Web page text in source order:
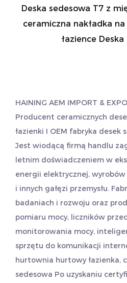
Deska sedesowa T7 z
ceramiczna nakładka
łazience
HAINING AEM IMPORT &
Producent ceramicznych
łazienki I OEM fabryka desek
Jest wiodącą firmą handlu
letnim doświadczeniem w
energii elektrycznej,
i innych gałęzi przemysłu.
badaniach i rozwoju oraz
pomiaru mocy, liczników
monitorowania mocy,
sprzętu do komunikacji
hurtownia hurtowy łazienka,
sedesowa Po uzyskaniu